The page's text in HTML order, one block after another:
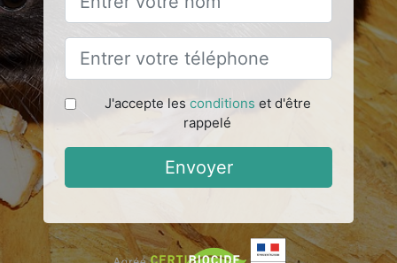
J'accepte les conditions et d'être
rappelé
Envoyer